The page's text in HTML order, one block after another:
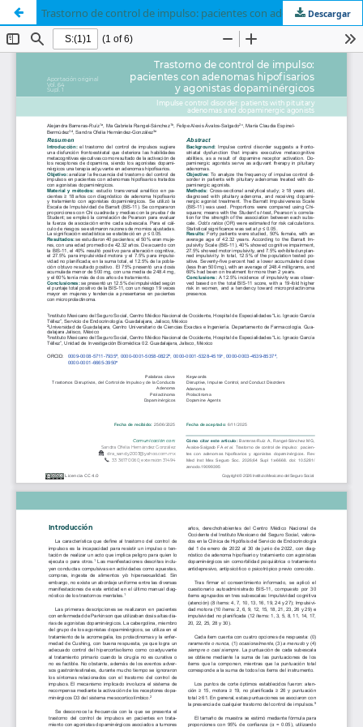
Trastorno de control de impulso: pacientes con adenomas hipofisarios y agonistas dopaminérgicos
Descargar